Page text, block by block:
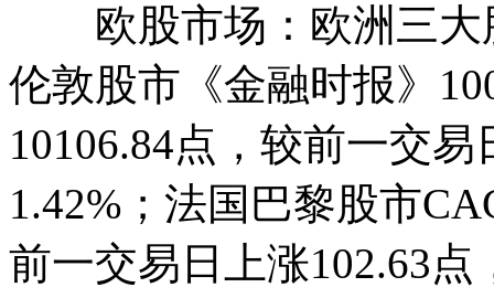
欧股市场：欧洲三大
伦敦股市《金融时报》
10106.84点，较前一交
1.42%；法国巴黎股市
前一交易日上涨102.63